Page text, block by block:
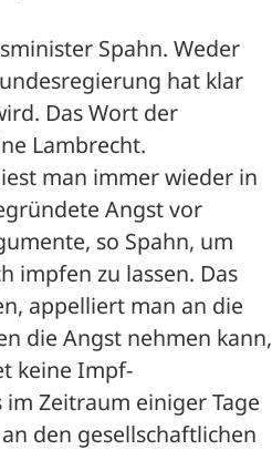
Spahn. Weder
hat klar
Das Wort der
Lambrecht.
man immer wieder in
Angst vor
so Spahn, um
impfen zu lassen. Das
appelliert man an die
die Angst nehmen kann,
keine Impf-
Zeitraum einiger Tage
den gesellschaftlichen